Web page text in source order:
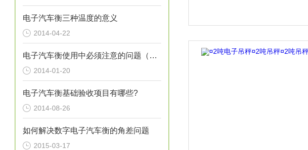
电子汽车衡三种温度的意义
2014-04-22
电子汽车衡使用中必须注意的问题（一）
2014-01-20
电子汽车衡基础验收项目有哪些?
2014-08-26
如何解决数字电子汽车衡的角差问题
2015-03-17